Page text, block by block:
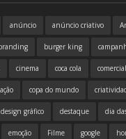
anúncio anúncio criativo
burger king
cinema coca cola comercial
copa do mundo
design gráfico destaque dia
emoção Filme google